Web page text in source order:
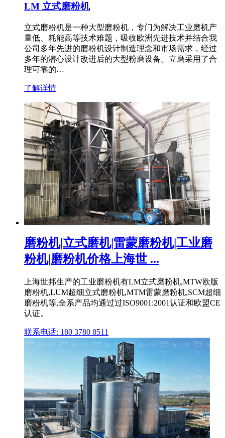
LM 立式磨粉机
立式磨粉机是一种大型磨粉机，专门为解决工业磨机产
量低、耗能高等技术难题，吸收欧洲先进技术并结合我
公司多年先进的磨粉机设计制造理念和市场需求，经过
多年的潜心设计改进后的大型粉磨设备。立磨采用了合
理可靠的…
了解详情
磨粉机|立式磨机|雷蒙磨粉机|工业磨
粉机|磨粉机价格上海世 ...
上海世邦生产的工业磨粉机有LM立式磨粉机,MTW欧版
磨粉机,LUM超细立式磨粉机,MTM雷蒙磨粉机,SCM超细
磨粉机等,全系产品均通过过ISO9001:2001认证和欧盟CE
认证。
联系电话: 180 3780 8511